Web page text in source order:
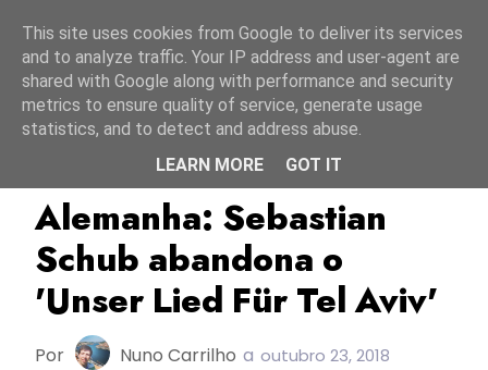
Alemanha ESC2019 NDR
Alemanha: Sebastian
Schub abandona o
'Unser Lied Für Tel Aviv'
Por Nuno Carrilho a outubro 23, 2018
This site uses cookies from Google to deliver its services
and to analyze traffic. Your IP address and user-agent are
shared with Google along with performance and security
metrics to ensure quality of service, generate usage
statistics, and to detect and address abuse.
LEARN MORE
GOT IT